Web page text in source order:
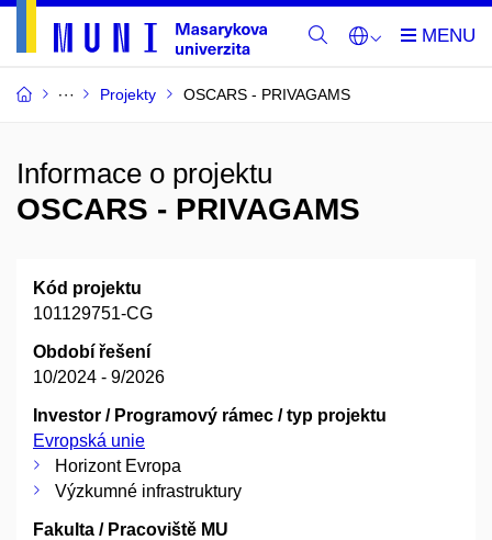
Projekty OSCARS - PRIVAGAMS
Informace o projektu
OSCARS - PRIVAGAMS
Kód projektu
101129751-CG
Období řešení
10/2024 - 9/2026
Investor / Programový rámec / typ projektu
Evropská unie
Horizont Evropa
Výzkumné infrastruktury
Fakulta / Pracoviště MU